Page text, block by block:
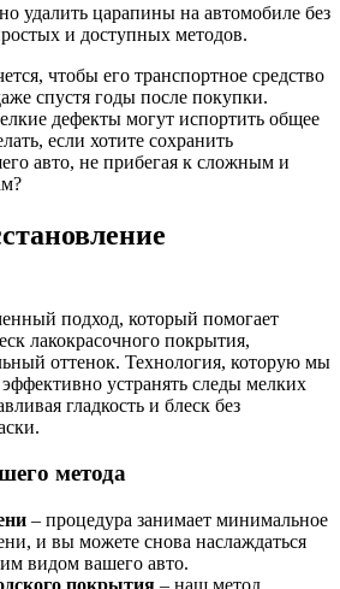
удалить царапины на автомобиле без
и доступных методов.
чтобы его транспортное средство
спустя годы после покупки.
дефекты могут испортить общее
если хотите сохранить
авто, не прибегая к сложным и
подход, который помогает
лакокрасочного покрытия,
оттенок. Технология, которую мы
устранять следы мелких
гладкость и блеск без
метода
– процедура занимает минимальное
и вы можете снова наслаждаться
видом вашего авто.
покрытия – наш метод